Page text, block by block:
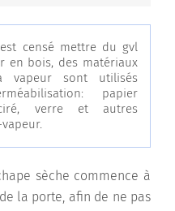
est censé mettre du gvl
en bois, des matériaux
vapeur sont utilisés
papier
verre et autres
sèche commence à
la porte, afin de ne pas